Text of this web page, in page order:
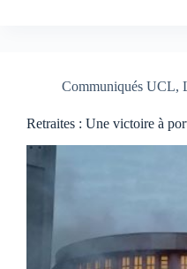
Communiqués UCL,
Retraites : Une victoire à